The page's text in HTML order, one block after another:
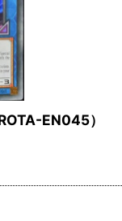
EN045）